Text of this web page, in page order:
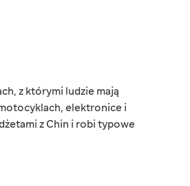
z którymi ludzie mają
elektronice i
z Chin i robi typowe